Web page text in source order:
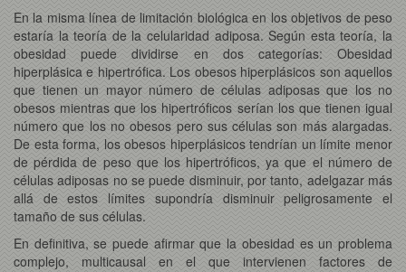
En la misma línea de limitación biológica en los objetivos de peso
estaría la teoría de la celularidad adiposa. Según esta teoría, la
obesidad puede dividirse en dos categorías: Obesidad
hiperplásica e hipertrófica. Los obesos hiperplásicos son aquellos
que tienen un mayor número de células adiposas que los no
obesos mientras que los hipertróficos serían los que tienen igual
número que los no obesos pero sus células son más alargadas.
De esta forma, los obesos hiperplásicos tendrían un límite menor
de pérdida de peso que los hipertróficos, ya que el número de
células adiposas no se puede disminuir, por tanto, adelgazar más
allá de estos límites supondría disminuir peligrosamente el
tamaño de sus células.
En definitiva, se puede afirmar que la obesidad es un problema
complejo, multicausal en el que intervienen factores de